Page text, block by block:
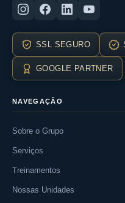
SSL SEGURO
GOOGLE PARTNER
NAVEGAÇÃO
Sobre o Grupo
Serviços
Treinamentos
Nossas Unidades